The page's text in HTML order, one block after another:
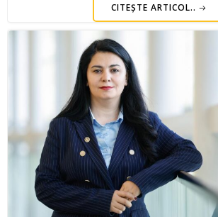
CITEȘTE ARTICOL..